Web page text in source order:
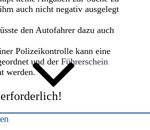
auch nicht negativ ausgelegt
den Autofahrer dazu auch
Polizeikontrolle kann eine
und der Führerschein
werden.